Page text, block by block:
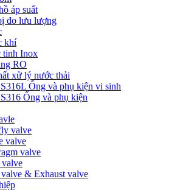
áp suất
đo lưu lượng
khí
tinh Inox
RO
xử lý nước thải
Ống và phụ kiện vi sinh
Ống và phụ kiện
valve
valve
valve
valve & Exhaust valve